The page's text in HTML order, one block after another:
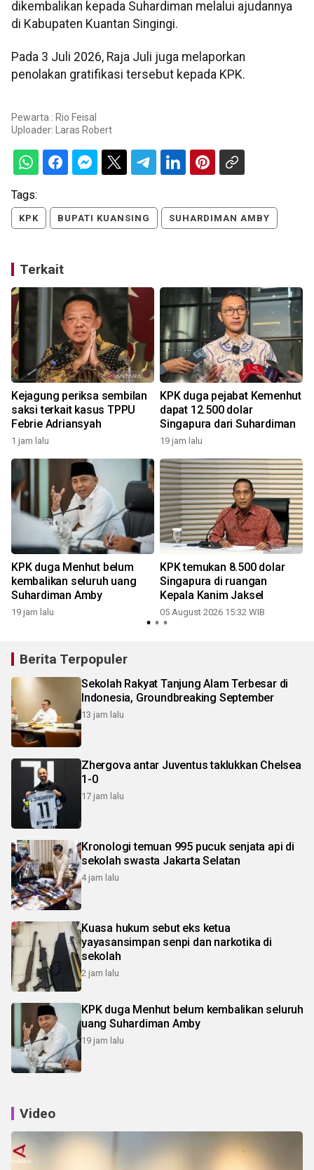
dikembalikan kepada Suhardiman melalui ajudannya
di Kabupaten Kuantan Singingi.
Pada 3 Juli 2026, Raja Juli juga melaporkan
penolakan gratifikasi tersebut kepada KPK.
Pewarta : Rio Feisal
Uploader:
Laras Robert
Tags:
KPK BUPATI KUANSING SUHARDIMAN AMBY
Terkait
Kejagung periksa sembilan
saksi terkait kasus TPPU
Febrie Adriansyah
1 jam lalu
KPK duga pejabat Kemenhut
dapat 12.500 dolar
Singapura dari Suhardiman
19 jam lalu
KPK duga Menhut belum
kembalikan seluruh uang
Suhardiman Amby
19 jam lalu
KPK temukan 8.500 dolar
Singapura di ruangan
Kepala Kanim Jaksel
05 August 2026 15:32 WIB
Berita Terpopuler
Sekolah Rakyat Tanjung Alam Terbesar di
Indonesia, Groundbreaking September
13 jam lalu
Zhergova antar Juventus taklukkan Chelsea
1-0
17 jam lalu
Kronologi temuan 995 pucuk senjata api di
sekolah swasta Jakarta Selatan
4 jam lalu
Kuasa hukum sebut eks ketua
yayasansimpan senpi dan narkotika di
sekolah
2 jam lalu
KPK duga Menhut belum kembalikan seluruh
uang Suhardiman Amby
19 jam lalu
Video